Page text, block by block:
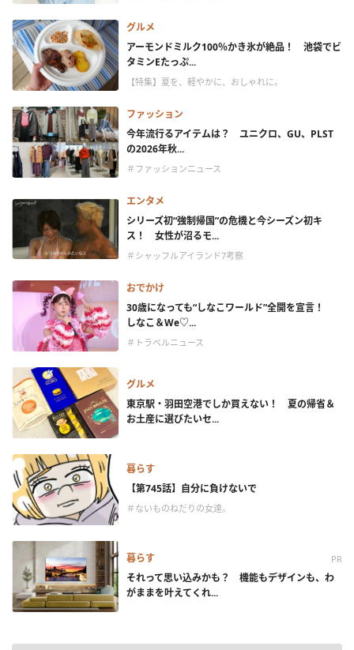
グルメ
アーモンドミルク100％かき氷が絶品！ 池袋でビ
タミンEたっぷ...
【特集】夏を、軽やかに、おしゃれに。
ファッション
今年流行るアイテムは？ ユニクロ、GU、PLST
の2026年秋...
＃ファッションニュース
エンタメ
シリーズ初“強制帰国”の危機と今シーズン初キ
ス！ 女性が沼るモ...
＃シャッフルアイランド7考察
おでかけ
30歳になっても“しなこワールド”全開を宣言！
しなこ＆We♡...
＃トラベルニュース
グルメ
東京駅・羽田空港でしか買えない！ 夏の帰省＆
お土産に選びたいセ...
暮らす
【第745話】自分に負けないで
＃ないものねだりの女達。
暮らす PR
それって思い込みかも？ 機能もデザインも、わ
がままを叶えてくれ...